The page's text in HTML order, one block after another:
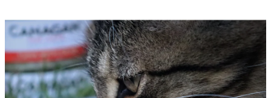
produktu
je
0,0
z
5
hvězdiček.